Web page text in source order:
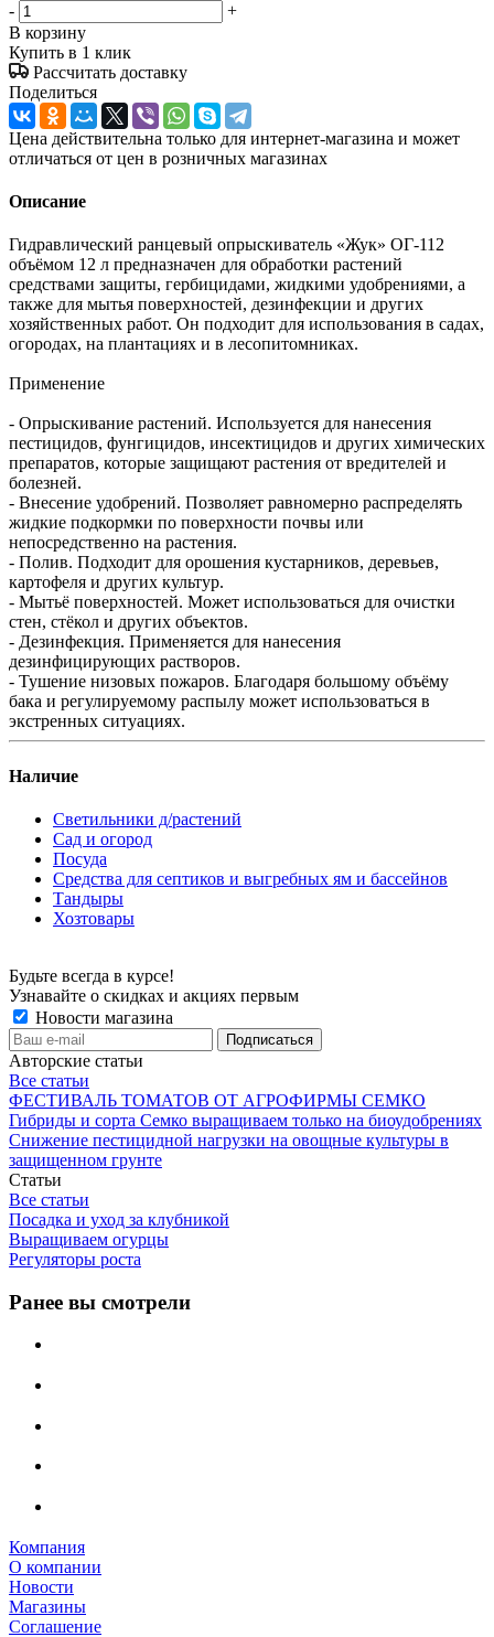
-
+
В корзину
Купить в 1 клик
Рассчитать доставку
Поделиться
Цена действительна только для интернет-магазина и может
отличаться от цен в розничных магазинах
Описание
Гидравлический ранцевый опрыскиватель «Жук» ОГ-112
объёмом 12 л предназначен для обработки растений
средствами защиты, гербицидами, жидкими удобрениями, а
также для мытья поверхностей, дезинфекции и других
хозяйственных работ. Он подходит для использования в садах,
огородах, на плантациях и в лесопитомниках.
Применение
- Опрыскивание растений. Используется для нанесения
пестицидов, фунгицидов, инсектицидов и других химических
препаратов, которые защищают растения от вредителей и
болезней.
- Внесение удобрений. Позволяет равномерно распределять
жидкие подкормки по поверхности почвы или
непосредственно на растения.
- Полив. Подходит для орошения кустарников, деревьев,
картофеля и других культур.
- Мытьё поверхностей. Может использоваться для очистки
стен, стёкол и других объектов.
- Дезинфекция. Применяется для нанесения
дезинфицирующих растворов.
- Тушение низовых пожаров. Благодаря большому объёму
бака и регулируемому распылу может использоваться в
экстренных ситуациях.
Наличие
Светильники д/растений
Сад и огород
Посуда
Средства для септиков и выгребных ям и бассейнов
Тандыры
Хозтовары
Будьте всегда в курсе!
Узнавайте о скидках и акциях первым
Новости магазина
Авторские статьи
Все статьи
ФЕСТИВАЛЬ ТОМАТОВ ОТ АГРОФИРМЫ СЕМКО
Гибриды и сорта Семко выращиваем только на биоудобрениях
Снижение пестицидной нагрузки на овощные культуры в
защищенном грунте
Статьи
Все статьи
Посадка и уход за клубникой
Выращиваем огурцы
Регуляторы роста
Ранее вы смотрели
Компания
О компании
Новости
Магазины
Соглашение